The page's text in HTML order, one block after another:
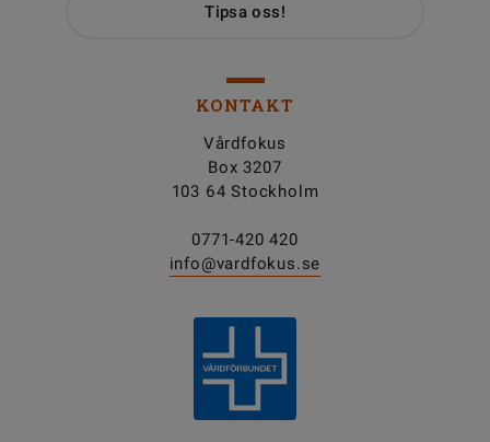
Tipsa oss!
KONTAKT
Vårdfokus
Box 3207
103 64 Stockholm
0771-420 420
info@vardfokus.se